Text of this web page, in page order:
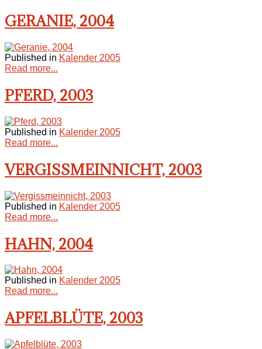
GERANIE, 2004
Published in Kalender 2005
Read more...
PFERD, 2003
Published in Kalender 2005
Read more...
VERGISSMEINNICHT, 2003
Published in Kalender 2005
Read more...
HAHN, 2004
Published in Kalender 2005
Read more...
APFELBLÜTE, 2003